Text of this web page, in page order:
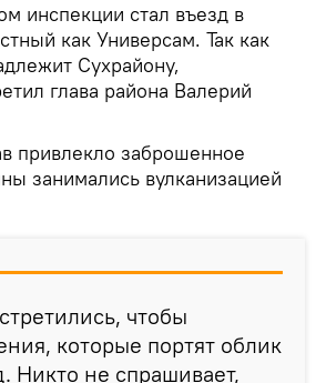
инспекции стал въезд в
как Универсам. Так как
Сухрайону,
глава района Валерий
привлекло заброшенное
занимались вулканизацией
чтобы
которые портят облик
Никто не спрашивает,